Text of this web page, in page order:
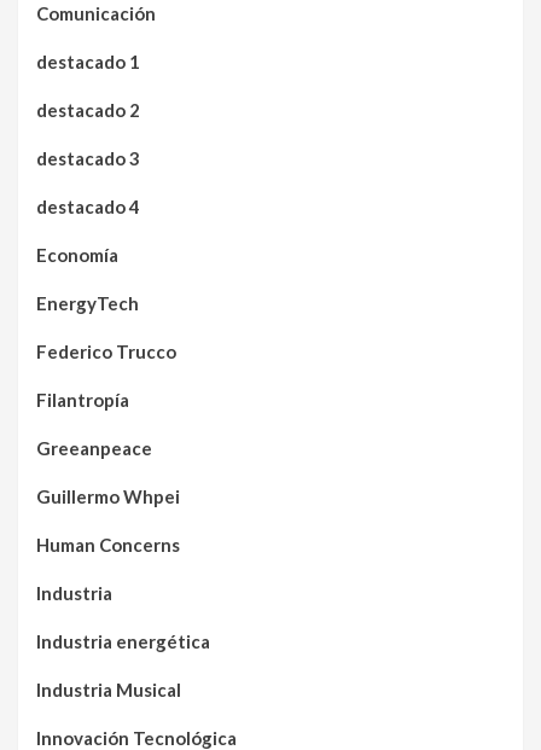
Comunicación
destacado 1
destacado 2
destacado 3
destacado 4
Economía
EnergyTech
Federico Trucco
Filantropía
Greeanpeace
Guillermo Whpei
Human Concerns
Industria
Industria energética
Industria Musical
Innovación Tecnológica